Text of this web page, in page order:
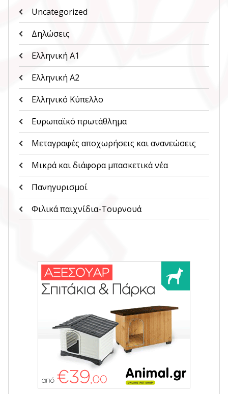
Uncategorized
Δηλώσεις
Ελληνική Α1
Ελληνική Α2
Ελληνικό Κύπελλο
Ευρωπαϊκό πρωτάθλημα
Μεταγραφές αποχωρήσεις και ανανεώσεις
Μικρά και διάφορα μπασκετικά νέα
Πανηγυρισμοί
Φιλικά παιχνίδια-Τουρνουά